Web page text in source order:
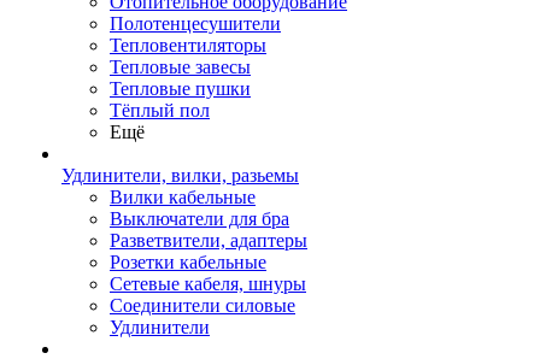
Полотенцесушители
Тепловентиляторы
Тепловые завесы
Тепловые пушки
Тёплый пол
Ещё
Удлинители, вилки, разьемы
Вилки кабельные
Выключатели для бра
Разветвители, адаптеры
Розетки кабельные
Сетевые кабеля, шнуры
Соединители силовые
Удлинители